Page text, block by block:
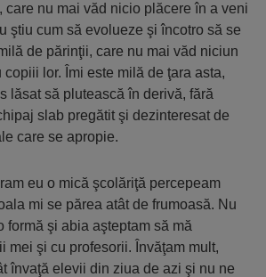
care nu mai văd nicio plăcere în a veni
ştiu cum să evolueze şi încotro să se
de părinţii, care nu mai văd niciun
lor. Îmi este milă de ţara asta,
lăsat să plutească în derivă, fără
slab pregătit şi dezinteresat de
care se apropie.
eu o mică şcolăriţă percepeam
mi se părea atât de frumoasă. Nu
formă şi abia aşteptam să mă
mei şi cu profesorii. Învăţam mult,
învaţă elevii din ziua de azi şi nu ne